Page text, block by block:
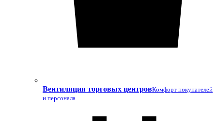
Вентиляция торговых центровКомфорт покупателей
и персонала